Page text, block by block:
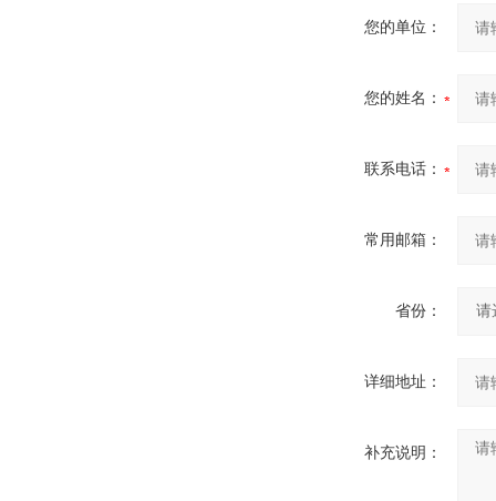
您的单位：
您的姓名：
联系电话：
常用邮箱：
省份：
详细地址：
补充说明：